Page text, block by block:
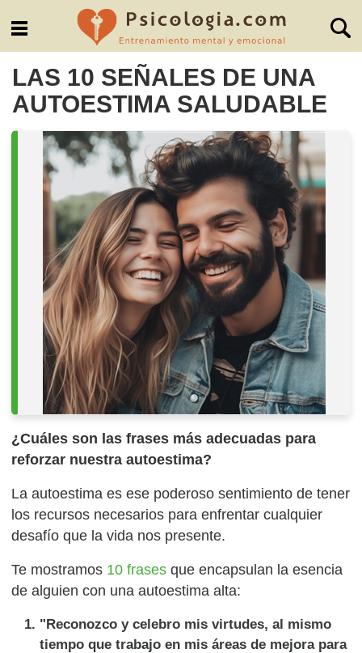
LAS 10 SEÑALES DE UNA
AUTOESTIMA SALUDABLE
¿Cuáles son las frases más adecuadas para
reforzar nuestra autoestima?
La autoestima es ese poderoso sentimiento de tener
los recursos necesarios para enfrentar cualquier
desafío que la vida nos presente.
Te mostramos 10 frases que encapsulan la esencia
de alguien con una autoestima alta:
"Reconozco y celebro mis virtudes, al mismo
tiempo que trabajo en mis áreas de mejora para